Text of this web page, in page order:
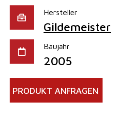
Hersteller
Gildemeister
Baujahr
2005
PRODUKT ANFRAGEN